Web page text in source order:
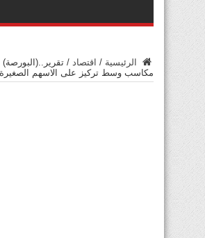
الرئيسية / اقتصاد /
مكاسب وسط تركيز على الاسهم